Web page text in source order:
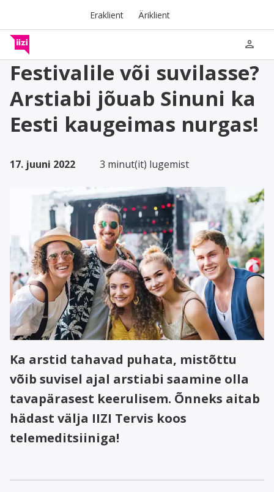
Eraklient Äriklient
person
Festivalile või suvilasse?
Arstiabi jõuab Sinuni ka
Eesti kaugeimas nurgas!
17. juuni 2022 3 minut(it) lugemist
Ka arstid tahavad puhata, mistõttu
võib suvisel ajal arstiabi saamine olla
tavapärasest keerulisem. Õnneks aitab
hädast välja IIZI Tervis koos
telemeditsiiniga!